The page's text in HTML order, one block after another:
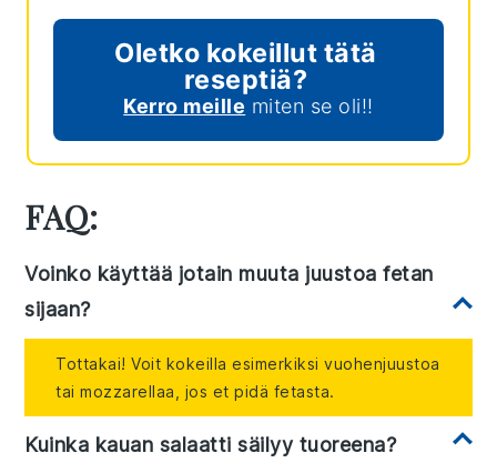
Oletko kokeillut tätä
reseptiä?
Kerro meille miten se oli!!
FAQ:
Voinko käyttää jotain muuta juustoa fetan
sijaan?
Tottakai! Voit kokeilla esimerkiksi vuohenjuustoa
tai mozzarellaa, jos et pidä fetasta.
Kuinka kauan salaatti säilyy tuoreena?